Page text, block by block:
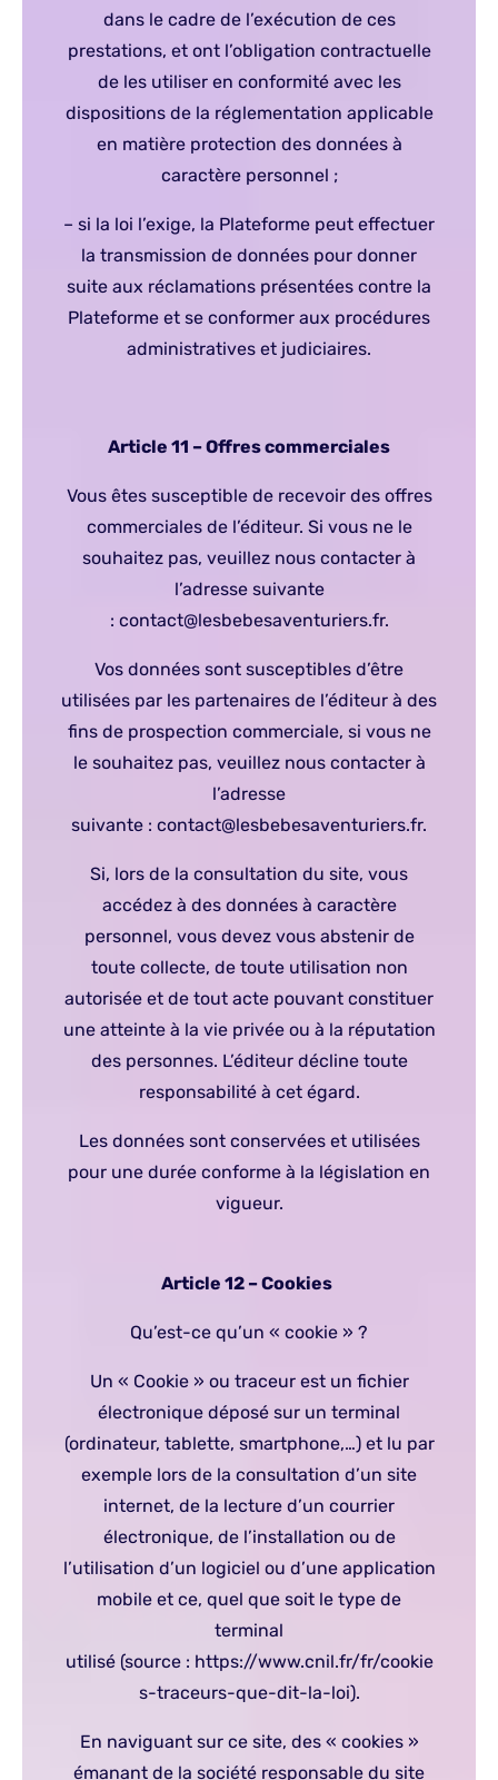
dans le cadre de l’exécution de ces
prestations, et ont l’obligation contractuelle
de les utiliser en conformité avec les
dispositions de la réglementation applicable
en matière protection des données à
caractère personnel ;
– si la loi l’exige, la Plateforme peut effectuer
la transmission de données pour donner
suite aux réclamations présentées contre la
Plateforme et se conformer aux procédures
administratives et judiciaires.
Article 11 – Offres commerciales
Vous êtes susceptible de recevoir des offres
commerciales de l’éditeur. Si vous ne le
souhaitez pas, veuillez nous contacter à
l’adresse suivante
: contact@lesbebesaventuriers.fr.
Vos données sont susceptibles d’être
utilisées par les partenaires de l’éditeur à des
fins de prospection commerciale, si vous ne
le souhaitez pas, veuillez nous contacter à
l’adresse
suivante : contact@lesbebesaventuriers.fr.
Si, lors de la consultation du site, vous
accédez à des données à caractère
personnel, vous devez vous abstenir de
toute collecte, de toute utilisation non
autorisée et de tout acte pouvant constituer
une atteinte à la vie privée ou à la réputation
des personnes. L’éditeur décline toute
responsabilité à cet égard.
Les données sont conservées et utilisées
pour une durée conforme à la législation en
vigueur.
Article 12 – Cookies
Qu’est-ce qu’un « cookie » ?
Un « Cookie » ou traceur est un fichier
électronique déposé sur un terminal
(ordinateur, tablette, smartphone,…) et lu par
exemple lors de la consultation d’un site
internet, de la lecture d’un courrier
électronique, de l’installation ou de
l’utilisation d’un logiciel ou d’une application
mobile et ce, quel que soit le type de
terminal
utilisé (source : https://www.cnil.fr/fr/cookie
s-traceurs-que-dit-la-loi).
En naviguant sur ce site, des « cookies »
émanant de la société responsable du site